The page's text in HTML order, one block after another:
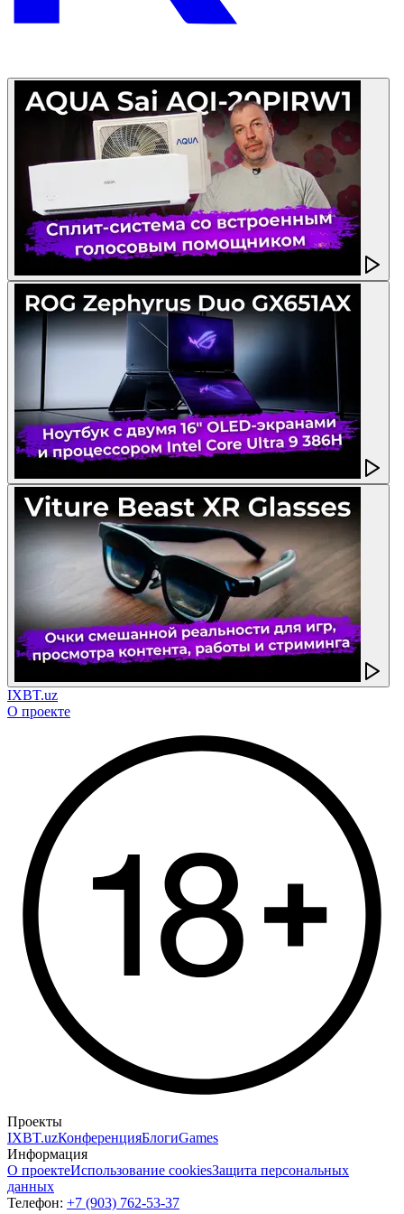
IXBT.uz
О проекте
Проекты
IXBT.uzКонференцияБлогиGames
Информация
О проектеИспользование cookiesЗащита персональных
данных
Телефон: +7 (903) 762-53-37